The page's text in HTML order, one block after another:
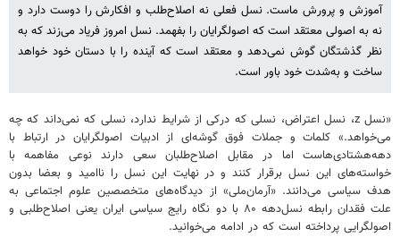
آموزش و پرورش ماست. نسل فعلی نه اصلاح‌طلب و افکارش را دوست دارد و
نه به اصولی معتقد است که اصولگرایان را بفهمد. نسل امروز فریاد می‌زند که به
نظر گذشتگان گوش نمی‌دهد و معتقد است که آینده را با دستان خود خواهد
ساخت و به‌شدت خود باور است.
«نسل z، نسل اعتراض، نسلی که درکی از شرایط ندارد، نسلی که نمی‌داند که چه
می‌خواهد.» کلمات و جملات فوق گوشه‌ای از ادبیات اصولگرایان در ارتباط با
دهه‌هشتادی‌هاست اما در مقابل اصلاح‌طلبان سعی دارند نوعی مفاهمه با
خواسته‌های این نسل برقرار کنند و در نهایت این نسل را ناامید و بعضا بدون
هدف سیاسی می‌دانند. «آرمان‌ملی» از دیدگاه‌های متخصصین علوم اجتماعی به
علت فقدان رابطه نسل‌دهه ۸۰ با دو نگاه رایج سیاسی ایران یعنی اصلاح‌طلبی و
اصولگرایی پرداخته است که در ادامه می‌خوانید.